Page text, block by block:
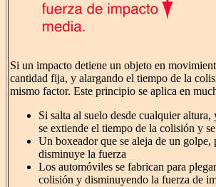
Si un impacto detiene un objeto en
cantidad fija, y alargando el tiempo de la
mismo factor. Este principio se aplica en
Si salta al suelo desde cualquier
se extiende el tiempo de la colisión y
Un boxeador que se aleja de un
disminuye la fuerza
Los automóviles se fabrican para
colisión y disminuyendo la fuerza de